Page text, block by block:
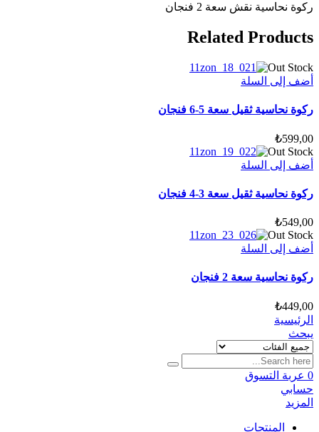
ركوة نحاسية نقش سعة 2 فنجان
Related Products
Out Stock
أضف إلى السلة
ركوة نحاسية ثقيل سعة 5-6 فنجان
₺599,00
Out Stock
أضف إلى السلة
ركوة نحاسية ثقيل سعة 3-4 فنجان
₺549,00
Out Stock
أضف إلى السلة
ركوة نحاسية سعة 2 فنجان
₺449,00
الرئيسية
يبحث
0 عربة التسوق
حسابي
المزيد
المنتجات